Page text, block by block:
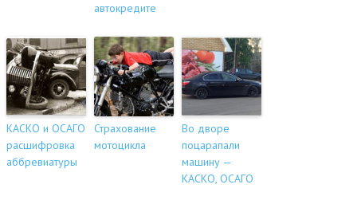
автокредите
КАСКО и ОСАГО
расшифровка
аббревиатуры
Страхование
мотоцикла
Во дворе
поцарапали
машину —
КАСКО, ОСАГО